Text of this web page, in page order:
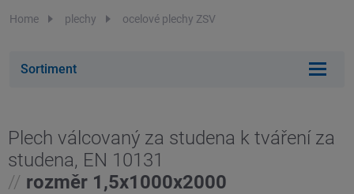
Home plechy ocelové plechy ZSV
Sortiment
Plech válcovaný za studena k tváření za
studena, EN 10131
// rozměr 1,5x1000x2000